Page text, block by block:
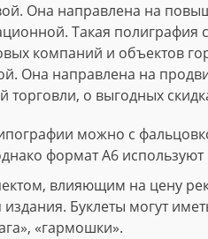
Она направлена на
Такая полиграфия
компаний и объектов
Она направлена на
торговли, о выгодных
можно с
формат А6
влияющим на цену
Буклеты могут
«гармошки».